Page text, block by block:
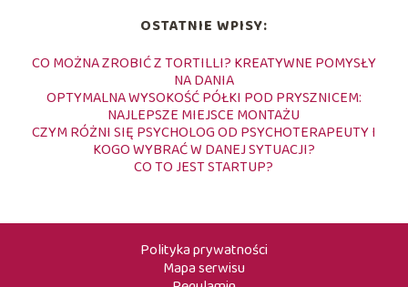
OSTATNIE WPISY:
CO MOŻNA ZROBIĆ Z TORTILLI? KREATYWNE POMYSŁY
NA DANIA
OPTYMALNA WYSOKOŚĆ PÓŁKI POD PRYSZNICEM:
NAJLEPSZE MIEJSCE MONTAŻU
CZYM RÓŻNI SIĘ PSYCHOLOG OD PSYCHOTERAPEUTY I
KOGO WYBRAĆ W DANEJ SYTUACJI?
CO TO JEST STARTUP?
Polityka prywatności
Mapa serwisu